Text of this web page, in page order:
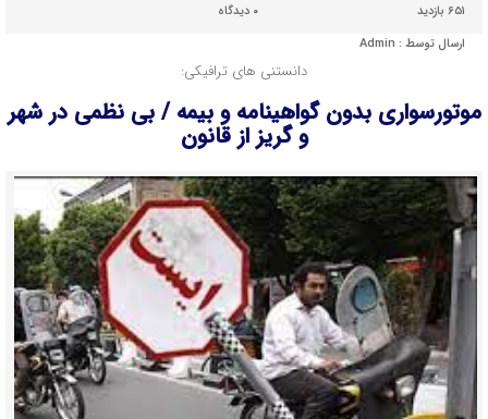
۶۵۱ بازدید
۰ دیدگاه
ارسال توسط : Admin
دانستنی های ترافیکی:
موتورسواری بدون گواهینامه و بیمه / بی نظمی در شهر
و گریز از قانون